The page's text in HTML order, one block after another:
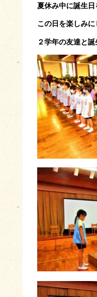
夏休み中に誕生
この日を楽しみ
２学年の友達と